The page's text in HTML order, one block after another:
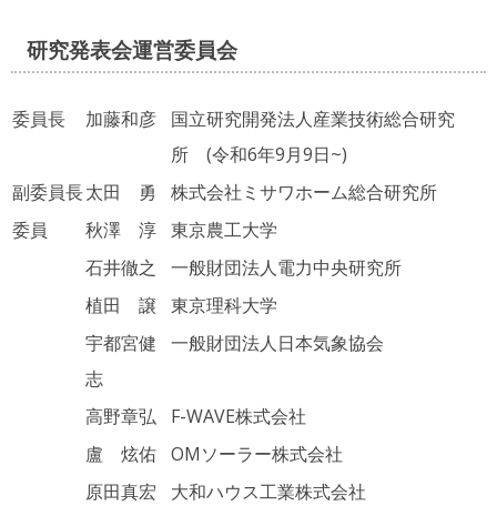
研究発表会運営委員会
委員長 加藤和彦
国立研究開発法人産業技術総合研究
所 (令和6年9月9日~)
副委員長太田 勇
株式会社ミサワホーム総合研究所
委員
秋澤 淳 東京農工大学
石井徹之
一般財団法人電力中央研究所
植田 譲
東京理科大学
宇都宮健
志
一般財団法人日本気象協会
高野章弘
F-WAVE株式会社
盧 炫佑 OMソーラー株式会社
原田真宏
大和ハウス工業株式会社